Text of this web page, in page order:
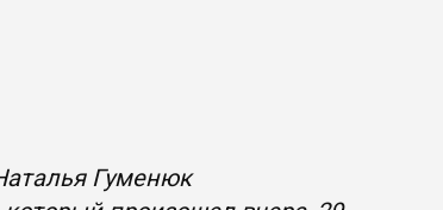
Гуменюк